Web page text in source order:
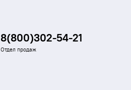
8(800)302-54-21
Отдел продаж